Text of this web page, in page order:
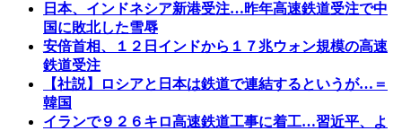
日本、インドネシア新港受注…昨年高速鉄道受注で中
国に敗北した雪辱
安倍首相、１２日インドから１７兆ウォン規模の高速
鉄道受注
【社説】ロシアと日本は鉄道で連結するというが…＝
韓国
イランで９２６キロ高速鉄道工事に着工…習近平、よ